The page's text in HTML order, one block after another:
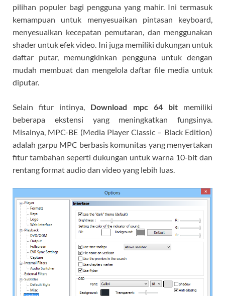
pilihan populer bagi pengguna yang mahir. Ini termasuk
kemampuan untuk menyesuaikan pintasan keyboard,
menyesuaikan kecepatan pemutaran, dan menggunakan
shader untuk efek video. Ini juga memiliki dukungan untuk
daftar putar, memungkinkan pengguna untuk dengan
mudah membuat dan mengelola daftar file media untuk
diputar.
Selain fitur intinya, Download mpc 64 bitmemiliki
beberapa ekstensi yang meningkatkan fungsinya.
Misalnya, MPC-BE (Media Player Classic – Black Edition)
adalah garpu MPC berbasis komunitas yang menyertakan
fitur tambahan seperti dukungan untuk warna 10-bit dan
rentang format audio dan video yang lebih luas.